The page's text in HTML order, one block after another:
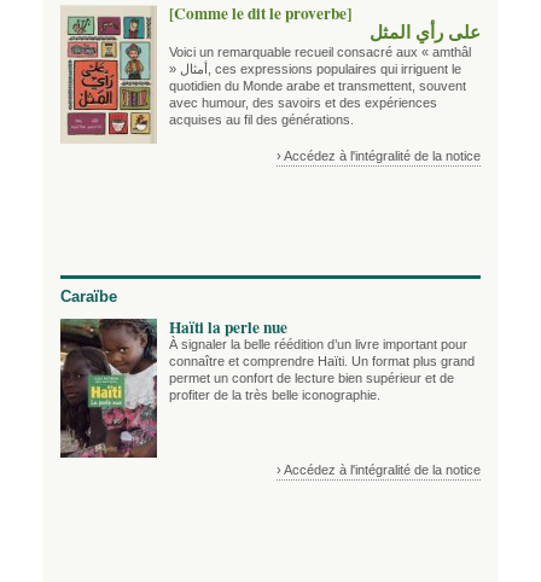
[Comme le dit le proverbe]
على رأي المثل
Voici un remarquable recueil consacré aux « amthâl
» أمثال , ces expressions populaires qui irriguent le
quotidien du Monde arabe et transmettent, souvent
avec humour, des savoirs et des expériences
acquises au fil des générations.
› Accédez à l'intégralité de la notice
Caraïbe
Haïti la perle nue
À signaler la belle réédition d’un livre important pour
connaître et comprendre Haïti. Un format plus grand
permet un confort de lecture bien supérieur et de
profiter de la très belle iconographie.
› Accédez à l'intégralité de la notice